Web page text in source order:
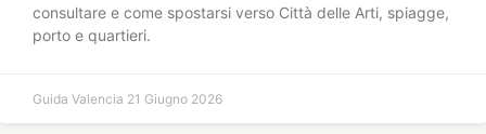
consultare e come spostarsi verso Città delle Arti, spiagge,
porto e quartieri.
Guida Valencia 21 Giugno 2026